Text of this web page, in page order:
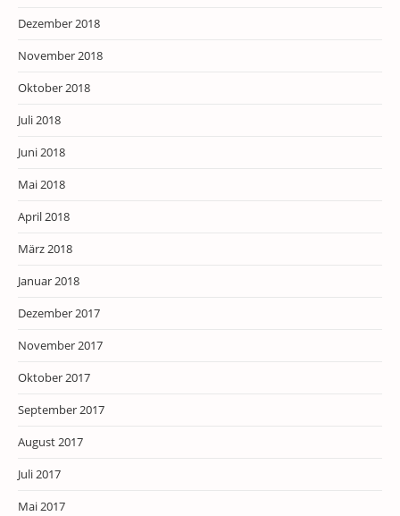
Dezember 2018
November 2018
Oktober 2018
Juli 2018
Juni 2018
Mai 2018
April 2018
März 2018
Januar 2018
Dezember 2017
November 2017
Oktober 2017
September 2017
August 2017
Juli 2017
Mai 2017